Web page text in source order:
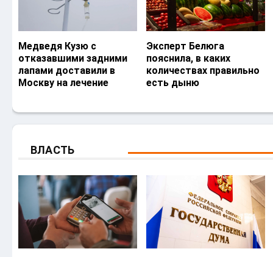
Медведя Кузю с
отказавшими задними
лапами доставили в
Москву на лечение
Эксперт Белюга
пояснила, в каких
количествах правильно
есть дыню
ВЛАСТЬ